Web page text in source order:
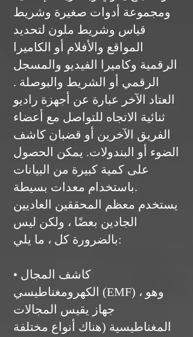
ومجموعة أدوات صغيرة وشريط
قياس وشريط ملون لتحديد
المواقع والأفلام أو الكاميرا
الرقمية وكاميرا الفيديو والمسجل
الرقمي أو الشريط والبوصلة .
العتاد الآخر عبارة عن أجهزة راديو
ثنائية الاتجاه للتواصل مع أعضاء
الفريق الآخرين أو قضبان كاشف
الضوء أو البندولات. يمكن الحصول
على كمية كبيرة من البيانات
باستخدام معدات بسيطة.
يستخدم معظم المحققين العاديين
الجادين بعضًا ، ولكن ليس
بالضرورة كل ، ما يلي:
• كاشف المجال
الكهرومغناطيسي (EMF) ، وهو
جهاز يقيس المجالات
المغناطيسية (هناك أنواع مختلفة